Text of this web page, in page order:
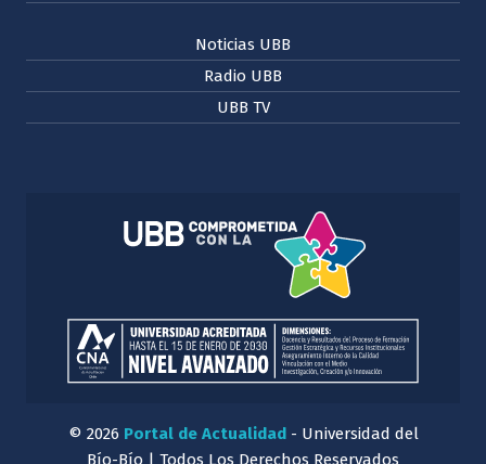
Noticias UBB
Radio UBB
UBB TV
© 2026 Portal de Actualidad- Universidad del
Bío-Bío | Todos Los Derechos Reservados